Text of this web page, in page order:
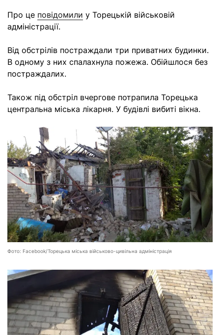
Про це повідомили у Торецькій військовій
адміністрації.
Від обстрілів постраждали три приватних будинки.
В одному з них спалахнула пожежа. Обійшлося без
постраждалих.
Також під обстріл вчергове потрапила Торецька
центральна міська лікарня. У будівлі вибиті вікна.
Фото: Facebook/Торецька міська військово-цивільна адміністрація